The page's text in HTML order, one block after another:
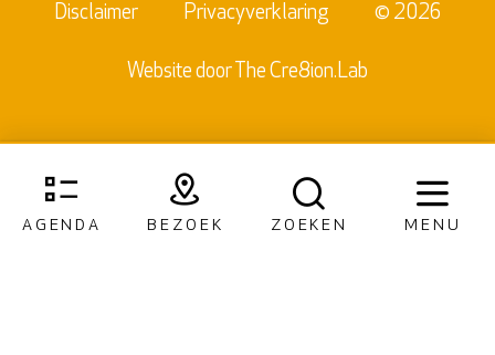
AGENDA BEZOEK ZOEKEN MENU
Disclaimer Privacyverklaring © 2026
Website door The Cre8ion.Lab